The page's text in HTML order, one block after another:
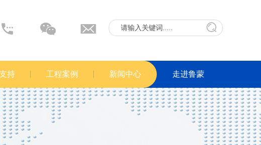
持 工程案例 新闻中心 走进鲁蒙